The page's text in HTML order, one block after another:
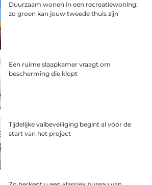
Duurzaam wonen in een recreatiewoning:
zo groen kan jouw tweede thuis zijn
Een ruime slaapkamer vraagt om
bescherming die klopt
Tijdelijke valbeveiliging begint al vóór de
start van het project